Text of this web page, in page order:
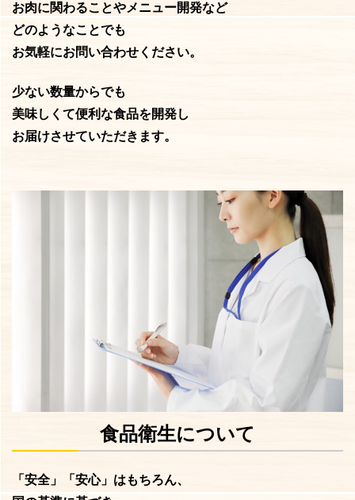
お肉に関わることやメニュー開発など
どのようなことでも
お気軽にお問い合わせください。
少ない数量からでも
美味しくて便利な食品を開発し
お届けさせていただきます。
食品衛生について
「安全」「安心」はもちろん、